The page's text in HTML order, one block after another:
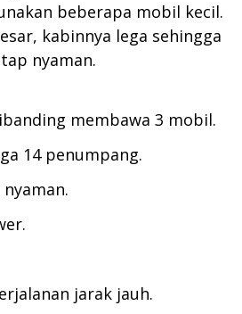
beberapa mobil kecil.
kabinnya lega sehingga
nyaman.
membawa 3 mobil.
14 penumpang.
jarak jauh.